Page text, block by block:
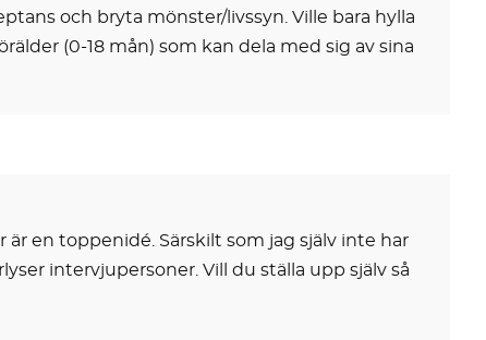
och bryta mönster/livssyn. Ville bara hylla
(0-18 mån) som kan dela med sig av sina
en toppenidé. Särskilt som jag själv inte har
intervjupersoner. Vill du ställa upp själv så